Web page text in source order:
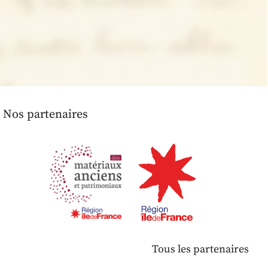
Nos partenaires
Tous les partenaires